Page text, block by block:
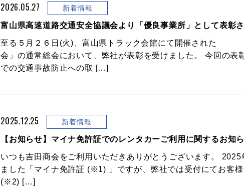
2026.05.27 新着情報
富山県高速道路交通安全協議会より「優良事業所」として表彰
至る５月２６日(火)、富山県トラック会館にて開催された
会」の通常総会において、弊社が表彰を受けました。 今回の表
での交通事故防止への取 […]
2025.12.25 新着情報
【お知らせ】マイナ免許証でのレンタカーご利用に関するお知
いつも吉田商会をご利用いただきありがとうございます。
ました「マイナ免許証 (※1) 」ですが、弊社では受付にてお客
(※2) […]